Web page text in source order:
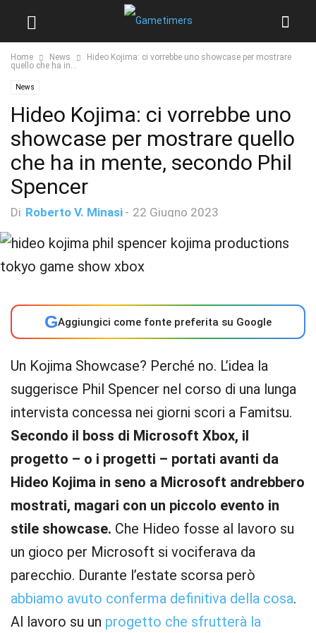
Home News
Hideo Kojima: ci vorrebbe uno showcase per mostrare
quello che ha in...
News
Hideo Kojima: ci vorrebbe uno
showcase per mostrare quello
che ha in mente, secondo Phil
Spencer
Di Roberto V. Minasi - 22 Giugno 2023
GAggiungici come fonte preferita su Google
Un Kojima Showcase? Perché no. L’idea la
suggerisce Phil Spencer nel corso di una lunga
intervista concessa nei giorni scori a Famitsu.
Secondo il boss di Microsoft Xbox, il
progetto – o i progetti – portati avanti da
Hideo Kojima in seno a Microsoft andrebbero
mostrati, magari con un piccolo evento in
stile showcase. Che Hideo fosse al lavoro su
un gioco per Microsoft si vociferava da
parecchio. Durante l’estate scorsa però
abbiamo avuto conferma definitiva della cosa.
Al lavoro su un progetto che sfrutterà la